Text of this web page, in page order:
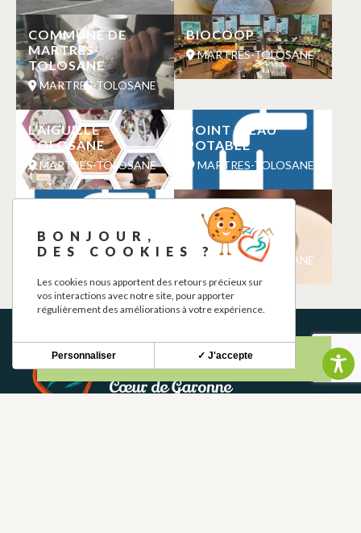
COMMUNE DE
MARTRES-
TOLOSANE
MARTRES-TOLOSANE
BIOCOOP
MARTRES-TOLOSANE
L’AIGUILLE
TOLOSANE
MARTRES-TOLOSANE
POINT D’EAU
POTABLE
MARTRES-TOLOSANE
MARTRES-TOLOSANE
RESTAURANT
BRASSERIE LA
RIVIERE
MARTRES-TOLOSANE
BONJOUR,
DES COOKIES ?
Les cookies nous apportent des retours précieux sur
vos interactions avec notre site, pour apporter
régulièrement des améliorations à votre expérience.
✓ J'accepte
Personnaliser